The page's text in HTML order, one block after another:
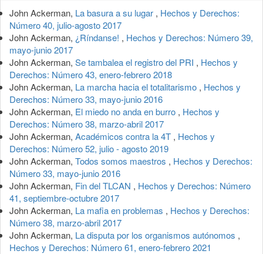
del
artículo
John Ackerman, La basura a su lugar , Hechos y Derechos:
Número 40, julio-agosto 2017
John Ackerman, ¿Ríndanse! , Hechos y Derechos: Número 39,
mayo-junio 2017
John Ackerman, Se tambalea el registro del PRI , Hechos y
Derechos: Número 43, enero-febrero 2018
John Ackerman, La marcha hacia el totalitarismo , Hechos y
Derechos: Número 33, mayo-junio 2016
John Ackerman, El miedo no anda en burro , Hechos y
Derechos: Número 38, marzo-abril 2017
John Ackerman, Académicos contra la 4T , Hechos y
Derechos: Número 52, julio - agosto 2019
John Ackerman, Todos somos maestros , Hechos y Derechos:
Número 33, mayo-junio 2016
John Ackerman, Fin del TLCAN , Hechos y Derechos: Número
41, septiembre-octubre 2017
John Ackerman, La mafia en problemas , Hechos y Derechos:
Número 38, marzo-abril 2017
John Ackerman, La disputa por los organismos autónomos ,
Hechos y Derechos: Número 61, enero-febrero 2021